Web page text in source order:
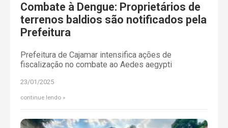
Combate à Dengue: Proprietários de
terrenos baldios são notificados pela
Prefeitura
Prefeitura de Cajamar intensifica ações de
fiscalização no combate ao Aedes aegypti
23/01/2025
continue lendo